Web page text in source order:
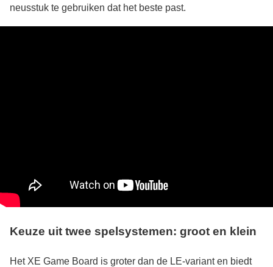
neusstuk te gebruiken dat het beste past.
Keuze uit twee spelsystemen: groot en klein
Het XE Game Board is groter dan de LE-variant en biedt